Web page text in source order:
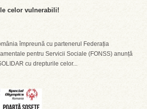
celor vulnerabili!
împreună cu partenerul Federația
pentru Servicii Sociale (FONSS) anunță
cu drepturile celor...